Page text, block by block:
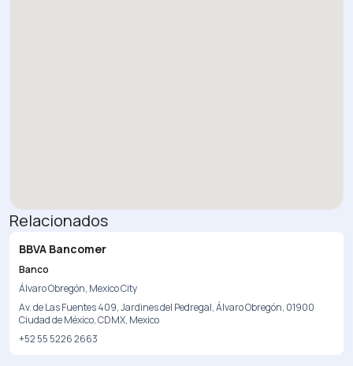
Relacionados
BBVA Bancomer
Banco
Álvaro Obregón, Mexico City
Av. de Las Fuentes 409, Jardines del Pedregal, Álvaro Obregón, 01900
Ciudad de México, CDMX, Mexico
+52 55 5226 2663